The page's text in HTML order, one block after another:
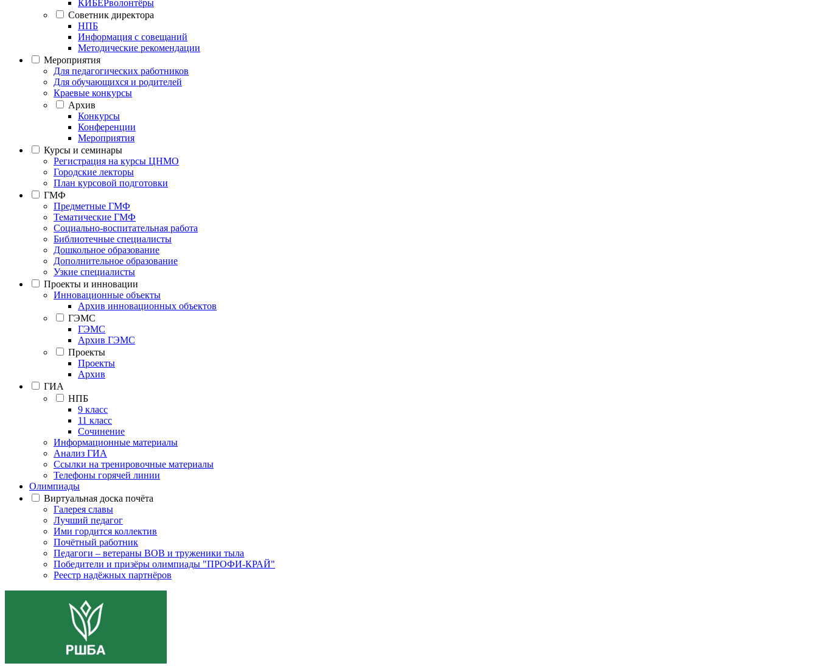
КИБЕРволонтёры
Советник директора
НПБ
Информация с совещаний
Методические рекомендации
Мероприятия
Для педагогических работников
Для обучающихся и родителей
Краевые конкурсы
Архив
Конкурсы
Конференции
Мероприятия
Курсы и семинары
Регистрация на курсы ЦНМО
Городские лекторы
План курсовой подготовки
ГМФ
Предметные ГМФ
Тематические ГМФ
Социально-воспитательная работа
Библиотечные специалисты
Дошкольное образование
Дополнительное образование
Узкие специалисты
Проекты и инновации
Инновационные объекты
Архив инновационных объектов
ГЭМС
ГЭМС
Архив ГЭМС
Проекты
Проекты
Архив
ГИА
НПБ
9 класс
11 класс
Сочинение
Информационные материалы
Анализ ГИА
Ссылки на тренировочные материалы
Телефоны горячей линии
Олимпиады
Виртуальная доска почёта
Галерея славы
Лучший педагог
Ими гордится коллектив
Почётный работник
Педагоги – ветераны ВОВ и труженики тыла
Победители и призёры олимпиады "ПРОФИ-КРАЙ"
Реестр надёжных партнёров